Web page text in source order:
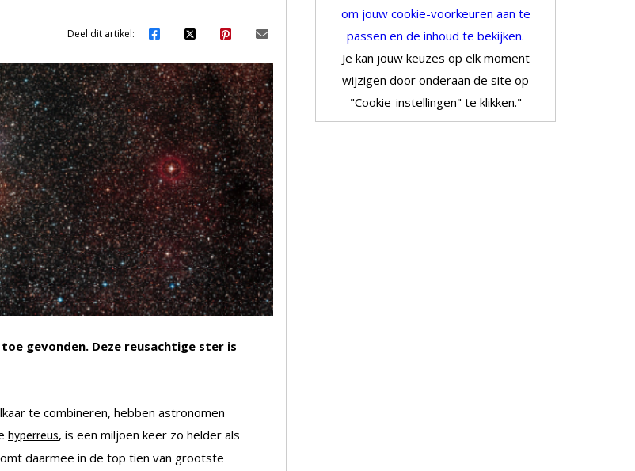
Deel dit artikel:
gevonden. Deze reusachtige ster is
te combineren, hebben astronomen
hyperreus, is een miljoen keer zo helder als
daarmee in de top tien van grootste
om jouw cookie-voorkeuren aan te
passen en de inhoud te bekijken.
Je kan jouw keuzes op elk moment
wijzigen door onderaan de site op
"Cookie-instellingen" te klikken."